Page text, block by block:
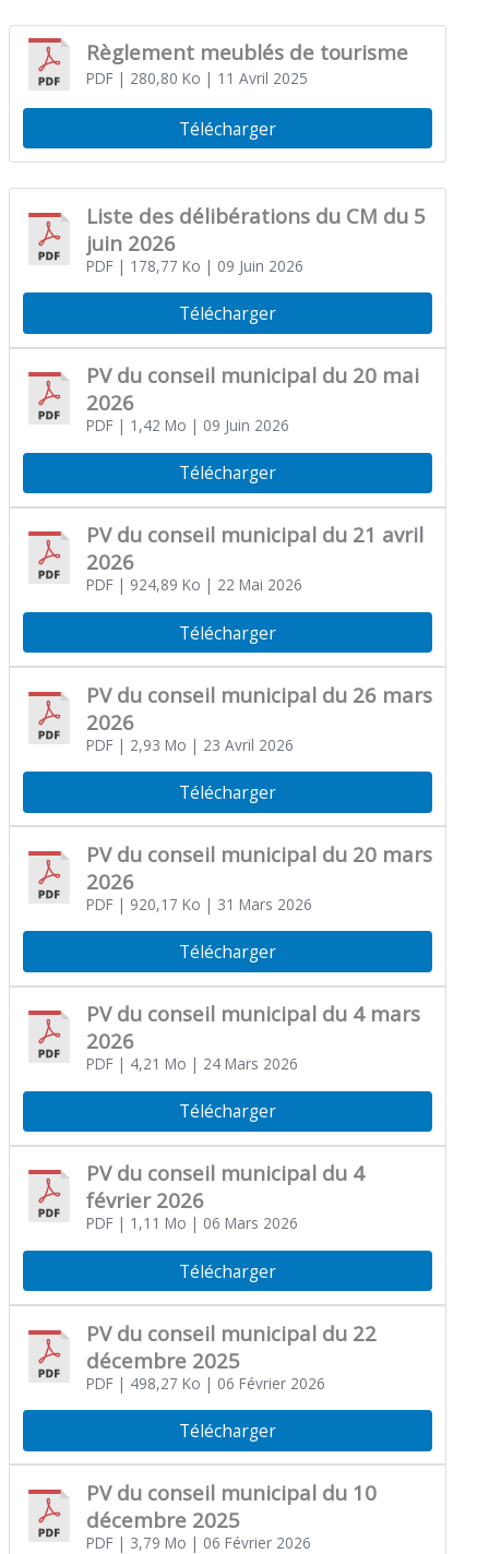
Règlement meublés de tourisme
PDF| 280,80 Ko | 11 Avril 2025
Télécharger
Liste des délibérations du CM du 5
juin 2026
PDF| 178,77 Ko | 09 Juin 2026
Télécharger
PV du conseil municipal du 20 mai
2026
PDF| 1,42 Mo | 09 Juin 2026
Télécharger
PV du conseil municipal du 21 avril
2026
PDF| 924,89 Ko | 22 Mai 2026
Télécharger
PV du conseil municipal du 26 mars
2026
PDF| 2,93 Mo | 23 Avril 2026
Télécharger
PV du conseil municipal du 20 mars
2026
PDF| 920,17 Ko | 31 Mars 2026
Télécharger
PV du conseil municipal du 4 mars
2026
PDF| 4,21 Mo | 24 Mars 2026
Télécharger
PV du conseil municipal du 4
février 2026
PDF| 1,11 Mo | 06 Mars 2026
Télécharger
PV du conseil municipal du 22
décembre 2025
PDF| 498,27 Ko | 06 Février 2026
Télécharger
PV du conseil municipal du 10
décembre 2025
PDF| 3,79 Mo | 06 Février 2026